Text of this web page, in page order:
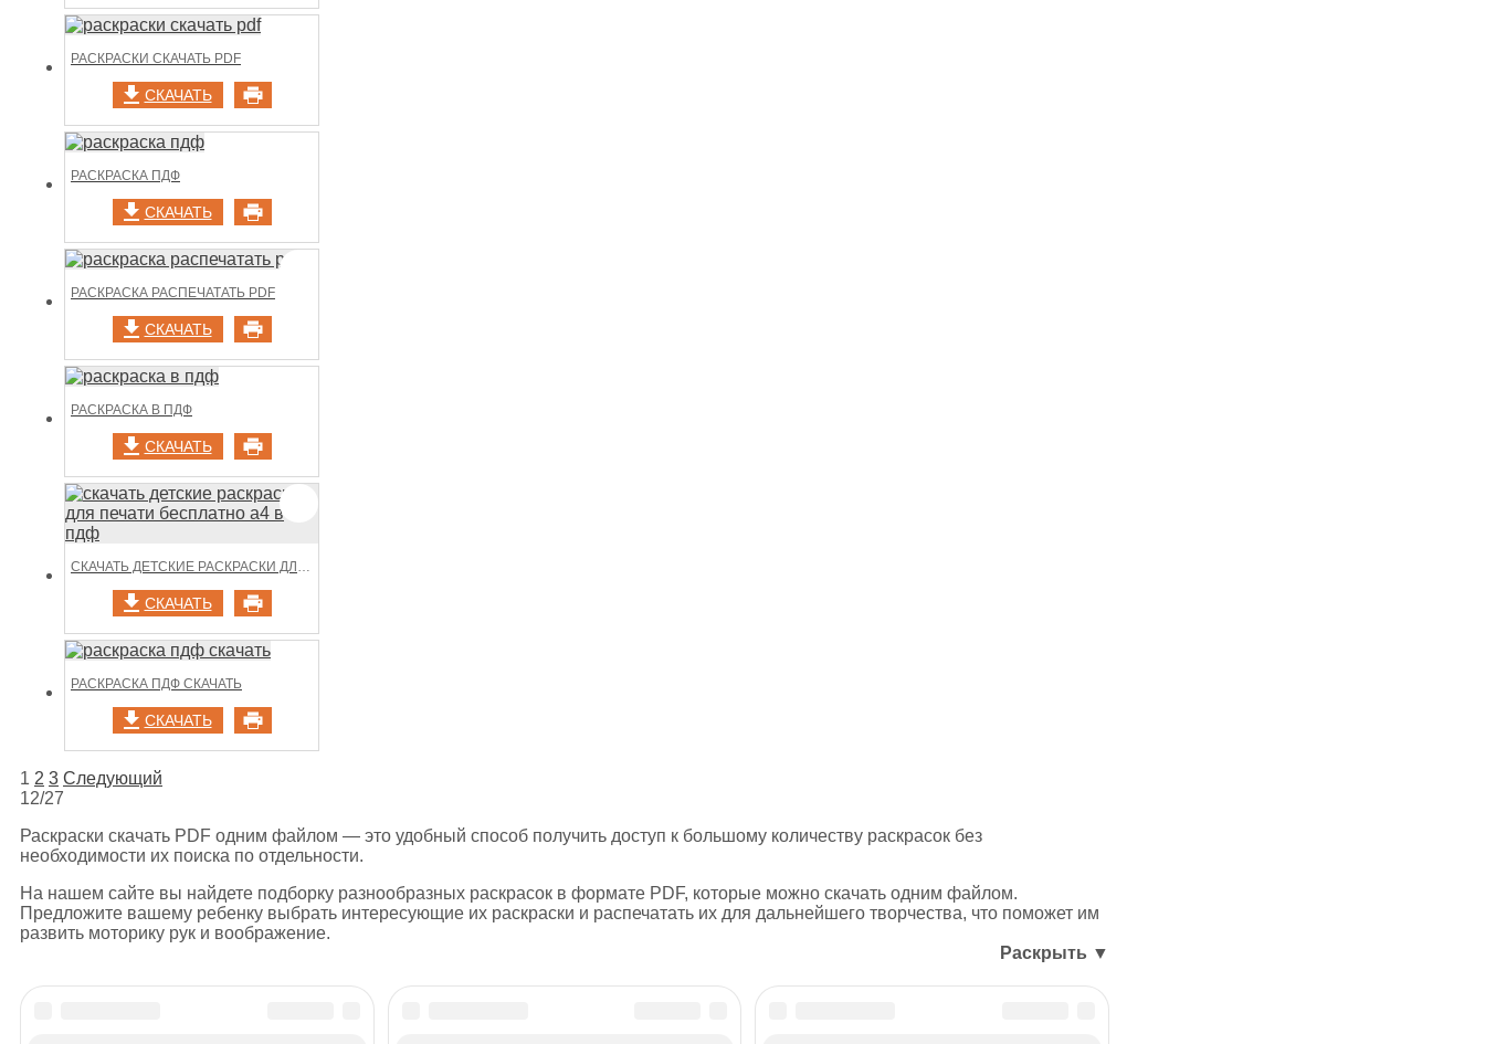
РАСКРАСКИ СКАЧАТЬ PDF
СКАЧАТЬ
РАСКРАСКА ПДФ
СКАЧАТЬ
РАСКРАСКА РАСПЕЧАТАТЬ PDF
СКАЧАТЬ
РАСКРАСКА В ПДФ
СКАЧАТЬ
СКАЧАТЬ ДЕТСКИЕ РАСКРАСКИ ДЛЯ ПЕЧАТИ БЕСПЛАТНО А4 В ПДФ
СКАЧАТЬ
РАСКРАСКА ПДФ СКАЧАТЬ
СКАЧАТЬ
НАВИГАЦИЯ
ПО
ЗАПИСЯМ
1 2 3 Следующий
12/27
Раскраски скачать PDF одним файлом — это удобный способ получить доступ к большому количеству раскрасок без
необходимости их поиска по отдельности.
На нашем сайте вы найдете подборку разнообразных раскрасок в формате PDF, которые можно скачать одним файлом.
Предложите вашему ребенку выбрать интересующие их раскраски и распечатать их для дальнейшего творчества, что поможет им
развить моторику рук и воображение.
Раскрыть ▼